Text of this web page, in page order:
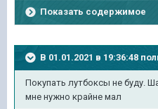
Показать содержимое
В 01.01.2021 в 19:36:48
Покупать лутбоксы не буду.
мне нужно крайне мал